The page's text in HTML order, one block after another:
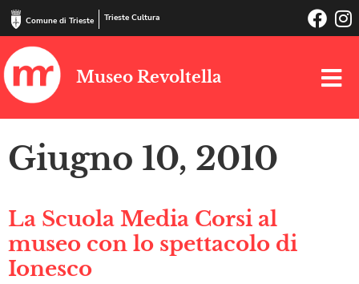
Comune di Trieste Trieste Cultura
Museo Revoltella
Giugno 10, 2010
La Scuola Media Corsi al
museo con lo spettacolo di
Ionesco